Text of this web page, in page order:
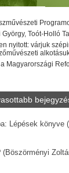
Toót-Holló
nyitott: várjuk
Magyarországi
Lépések könyve